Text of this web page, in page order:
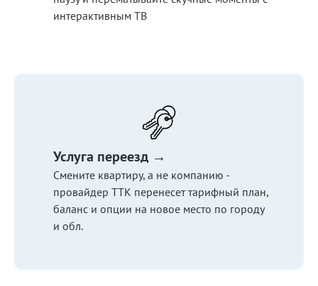
интерактивным ТВ
Услуга переезд →
Смените квартиру, а не компанию -
провайдер ТТК перенесет тарифный план,
баланс и опции на новое место по городу
и обл.